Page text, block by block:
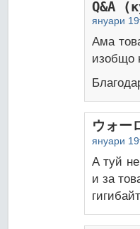
Q&A
януари
Ама
изобщо
ウォー
януари
А туй
и за